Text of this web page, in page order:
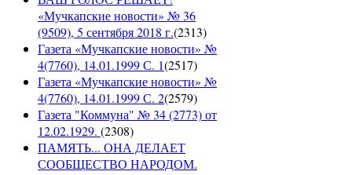
«Мучкапские новости» № 36
(9509), 5 сентября 2018 г.(2313)
Газета «Мучкапские новости» №
4(7760), 14.01.1999 С. 1(2517)
Газета «Мучкапские новости» №
4(7760), 14.01.1999 С. 2(2579)
Газета "Коммуна" № 34 (2773) от
12.02.1929. (2308)
ПАМЯТЬ... ОНА ДЕЛАЕТ
СООБЩЕСТВО НАРОДОМ.